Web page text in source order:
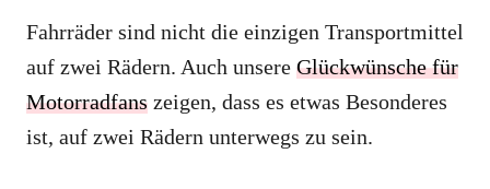
Fahrräder sind nicht die einzigen Transportmittel
auf zwei Rädern. Auch unsere Glückwünsche für
Motorradfans zeigen, dass es etwas Besonderes
ist, auf zwei Rädern unterwegs zu sein.